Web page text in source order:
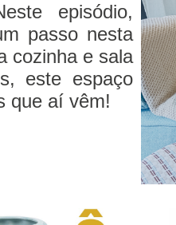
episódio,
passo nesta
cozinha e sala
este espaço
que aí vêm!